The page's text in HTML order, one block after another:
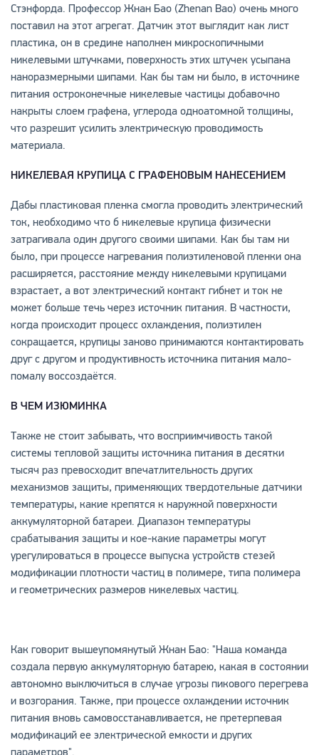
Стэнфорда. Профессор Жнан Бао (Zhenan Bao) очень много
поставил на этот агрегат. Датчик этот выглядит как лист
пластика, он в средине наполнен микроскопичными
никелевыми штучками, поверхность этих штучек усыпана
наноразмерными шипами. Как бы там ни было, в источнике
питания остроконечные никелевые частицы добавочно
накрыты слоем графена, углерода одноатомной толщины,
что разрешит усилить электрическую проводимость
материала.
НИКЕЛЕВАЯ КРУПИЦА С ГРАФЕНОВЫМ НАНЕСЕНИЕМ
Дабы пластиковая пленка смогла проводить электрический
ток, необходимо что б никелевые крупица физически
затрагивала один другого своими шипами. Как бы там ни
было, при процессе нагревания полиэтиленовой пленки она
расширяется, расстояние между никелевыми крупицами
взрастает, а вот электрический контакт гибнет и ток не
может больше течь через источник питания. В частности,
когда происходит процесс охлаждения, полиэтилен
сокращается, крупицы заново принимаются контактировать
друг с другом и продуктивность источника питания мало-
помалу воссоздаётся.
В ЧЕМ ИЗЮМИНКА
Также не стоит забывать, что восприимчивость такой
системы тепловой защиты источника питания в десятки
тысяч раз превосходит впечатлительность других
механизмов защиты, применяющих твердотельные датчики
температуры, какие крепятся к наружной поверхности
аккумуляторной батареи. Диапазон температуры
срабатывания защиты и кое-какие параметры могут
урегулироваться в процессе выпуска устройств стезей
модификации плотности частиц в полимере, типа полимера
и геометрических размеров никелевых частиц.
Как говорит вышеупомянутый Жнан Бао: "Наша команда
создала первую аккумуляторную батарею, какая в состоянии
автономно выключиться в случае угрозы пикового перегрева
и возгорания. Также, при процессе охлаждении источник
питания вновь самовосстанавливается, не претерпевая
модификаций ее электрической емкости и других
параметров".